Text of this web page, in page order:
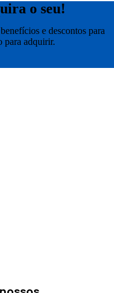
o seu!
e descontos para
para adquirir.